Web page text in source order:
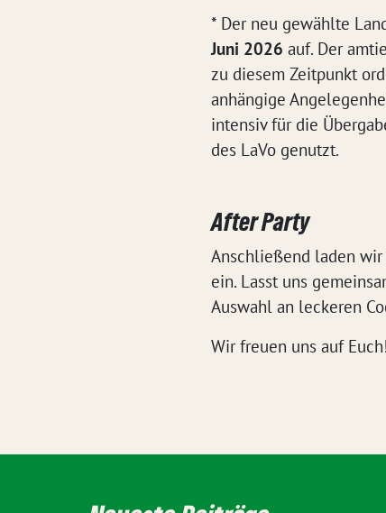
* Der neu gewählte
Juni 2026 auf. Der
zu diesem Zeitpunkt
anhängige
intensiv für die
des LaVo genutzt.
After Party
Anschließend laden
ein. Lasst uns
Auswahl an leckeren
Wir freuen uns auf